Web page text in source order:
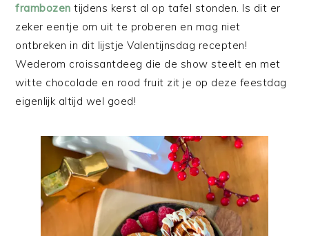
frambozen tijdens kerst al op tafel stonden. Is dit er
zeker eentje om uit te proberen en mag niet
ontbreken in dit lijstje Valentijnsdag recepten!
Wederom croissantdeeg die de show steelt en met
witte chocolade en rood fruit zit je op deze feestdag
eigenlijk altijd wel goed!